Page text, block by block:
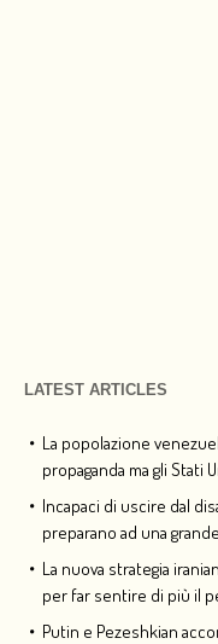
LATEST ARTICLES
La popolazione
propaganda ma gli Stati
Incapaci di uscire dal
preparano ad una
La nuova strategia
per far sentire di più il
Putin e Pezeshkian